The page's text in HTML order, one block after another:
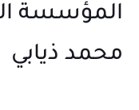
المؤسسة
محمد ذيابي